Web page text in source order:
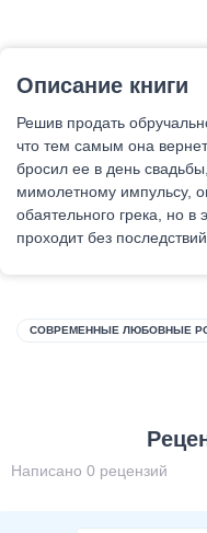
Описание книги
Решив продать
что тем самым она
бросил ее в день
мимолетному импульсу,
обаятельного грека, но в
проходит без
СОВРЕМЕННЫЕ ЛЮБОВНЫЕ
Написано 0 рецензий